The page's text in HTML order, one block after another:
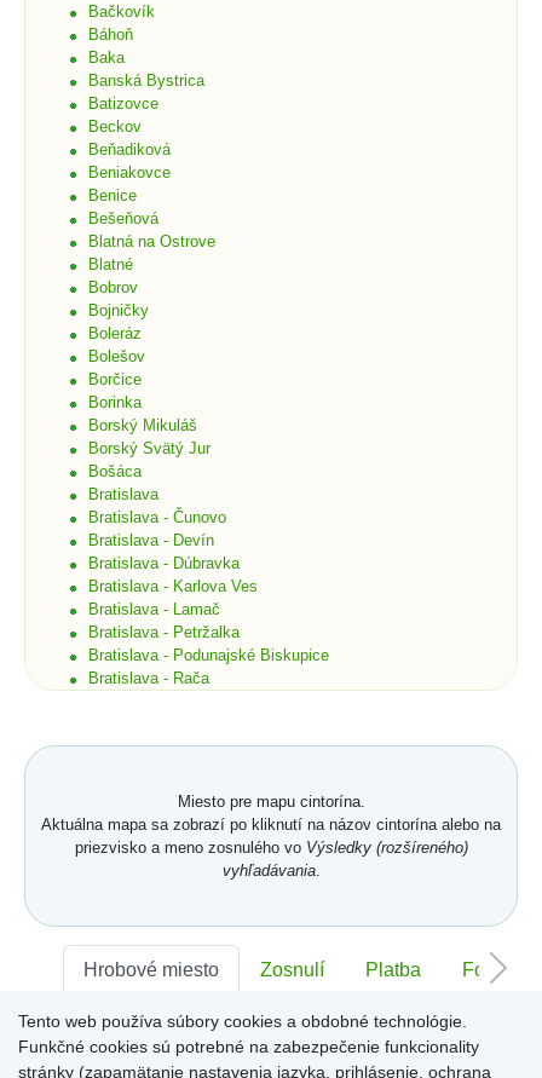
Bačkovík
Báhoň
Baka
Banská Bystrica
Batizovce
Beckov
Beňadiková
Beniakovce
Benice
Bešeňová
Blatná na Ostrove
Blatné
Bobrov
Bojničky
Boleráz
Bolešov
Borčice
Borinka
Borský Mikuláš
Borský Svätý Jur
Bošáca
Bratislava
Bratislava - Čunovo
Bratislava - Devín
Bratislava - Dúbravka
Bratislava - Karlova Ves
Bratislava - Lamač
Bratislava - Petržalka
Bratislava - Podunajské Biskupice
Bratislava - Rača
Bratislava - Staré Mesto
Bratislava - Vrakuňa
Bratislava - Záhorská Bystrica
Brekov
Budmerice
Bukovec okr. Košice
Buzica
Bystrany
Bystrička
Miesto pre mapu cintorína.
Aktuálna mapa sa zobrazí po kliknutí na názov cintorína alebo na
priezvisko a meno zosnulého vo Výsledky (rozšíreného)
vyhľadávania.
Hrobové miesto Zosnulí Platba Foto
Sektor:- Rad:- Číslo:-
Tento web používa súbory cookies a obdobné technológie.
Funkčné cookies sú potrebné na zabezpečenie funkcionality
stránky (zapamätanie nastavenia jazyka, prihlásenie, ochrana